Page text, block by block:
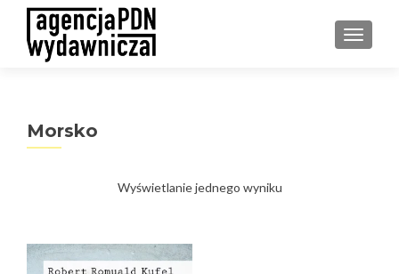
Morsko
Wyświetlanie jednego wyniku